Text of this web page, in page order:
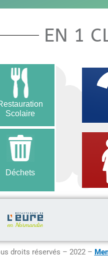
EN 1
Scolaire
Déchets
droits réservés – 2022 –